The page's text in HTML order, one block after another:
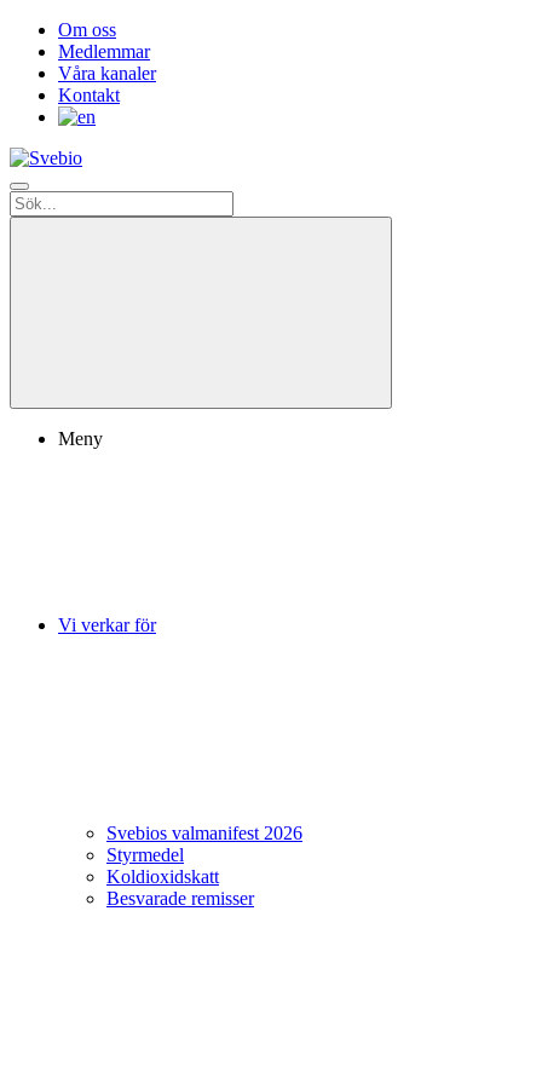
Om oss
Medlemmar
Våra kanaler
Kontakt
Meny
Vi verkar för
Svebios valmanifest 2026
Styrmedel
Koldioxidskatt
Besvarade remisser